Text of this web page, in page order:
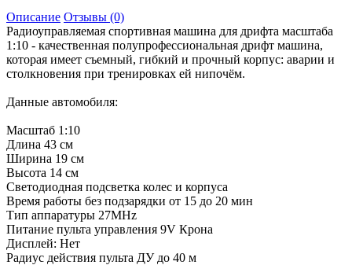
Описание Отзывы (0)
Радиоуправляемая спортивная машина для дрифта масштаба
1:10 - качественная полупрофессиональная дрифт машина,
которая имеет съемный, гибкий и прочный корпус: аварии и
столкновения при тренировках ей нипочём.
Данные автомобиля:
Масштаб 1:10
Длина 43 см
Ширина 19 см
Высота 14 см
Светодиодная подсветка колес и корпуса
Время работы без подзарядки от 15 до 20 мин
Тип аппаратуры 27MHz
Питание пульта управления 9V Крона
Дисплей: Нет
Радиус действия пульта ДУ до 40 м